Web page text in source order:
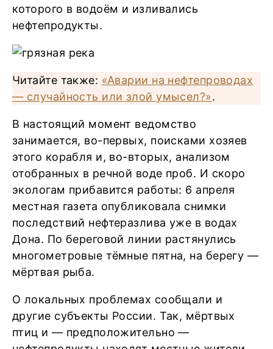
которого в водоём и изливались
нефтепродукты.
Читайте также: «Аварии на нефтепроводах
— случайность или злой умысел?».
В настоящий момент ведомство
занимается, во-первых, поисками хозяев
этого корабля и, во-вторых, анализом
отобранных в речной воде проб. И скоро
экологам прибавится работы: 6 апреля
местная газета опубликовала снимки
последствий нефтеразлива уже в водах
Дона. По береговой линии растянулись
многометровые тёмные пятна, на берегу —
мёртвая рыба.
О локальных проблемах сообщали и
другие субъекты России. Так, мёртвых
птиц и — предположительно —